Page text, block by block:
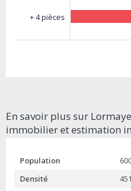
+ 4 pièces
En savoir plus sur
immobilier et estimation
Population
Densité